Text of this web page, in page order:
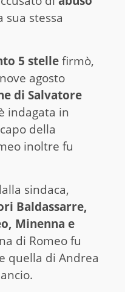
sua stessa
5 stellefirmò,
agosto
di Salvatore
indagata in
della
inoltre fu
sindaca,
Baldassarre,
Minenna e
di Romeo fu
quella di Andrea